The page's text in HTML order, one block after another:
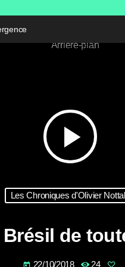
play_arrow
Les Chroniques d'Olivier
Brésil de
today 22/10/2018 24